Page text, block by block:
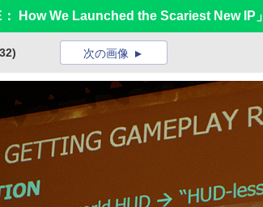
： How We Launched the Scariest New IP」
次の画像